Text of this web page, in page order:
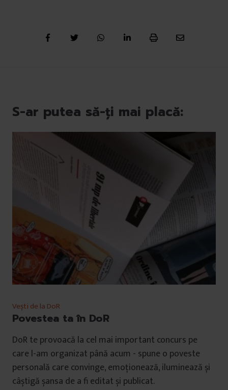
S-ar putea să-ți mai placă:
Vești de la DoR
Povestea ta în DoR
DoR te provoacă la cel mai important concurs pe
care l-am organizat până acum - spune o poveste
personală care convinge, emoționează, iluminează și
câștigă șansa de a fi editat și publicat.